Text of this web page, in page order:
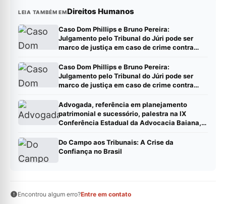
LEIA TAMBÉM EMDireitos Humanos
Caso Dom Phillips e Bruno Pereira:
Julgamento pelo Tribunal do Júri pode ser
marco de justiça em caso de crime contra
Caso Dom Phillips e Bruno Pereira:
Julgamento pelo Tribunal do Júri pode ser
marco de justiça em caso de crime contra
Advogada, referência em planejamento
patrimonial e sucessório, palestra na IX
Conferência Estadual da Advocacia Baiana,
Do Campo aos Tribunais: A Crise da
Confiança no Brasil
Encontrou algum erro?Entre em contato